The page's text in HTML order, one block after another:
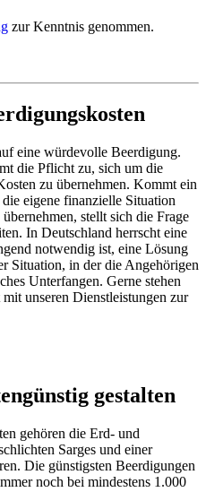
zur Kenntnis genommen.
eine würdevolle Beerdigung.
die Pflicht zu, sich um die
zu übernehmen. Kommt ein
eigene finanzielle Situation
stellt sich die Frage
In Deutschland herrscht eine
notwendig ist, eine Lösung
Situation, in der die Angehörigen
Unterfangen. Gerne stehen
unseren Dienstleistungen zur
gestalten
gehören die Erd- und
Sarges und einer
Die günstigsten Beerdigungen
noch bei mindestens 1.000